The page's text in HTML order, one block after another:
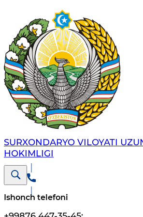
SURXONDARYO VILOYATI
HOKIMLIGI
Ishonch telefoni